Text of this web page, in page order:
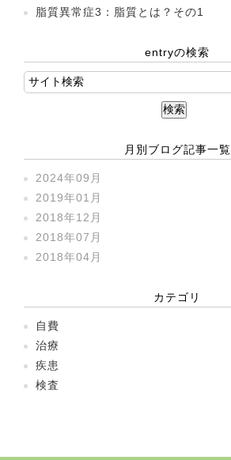
脂質異常症3：脂質とは？その1
entryの検索
月別ブログ記事一覧
2024年09月
2019年01月
2018年12月
2018年07月
2018年04月
カテゴリ
自費
治療
疾患
検査